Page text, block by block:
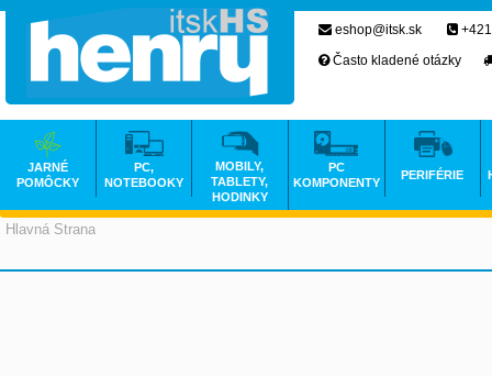
Hlavná Strana
eshop@itsk.sk
Často kladené otázky
JARNÉ
POMÔCKY
PC,
NOTEBOOKY
MOBILY,
TABLETY,
HODINKY
PC
KOMPONENTY
PERIFÉRIE